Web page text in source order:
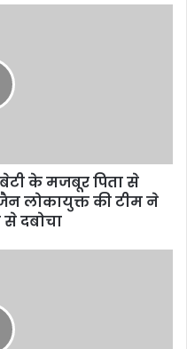
के मजबूर पिता से
लोकायुक्त की टीम ने
से दबोचा